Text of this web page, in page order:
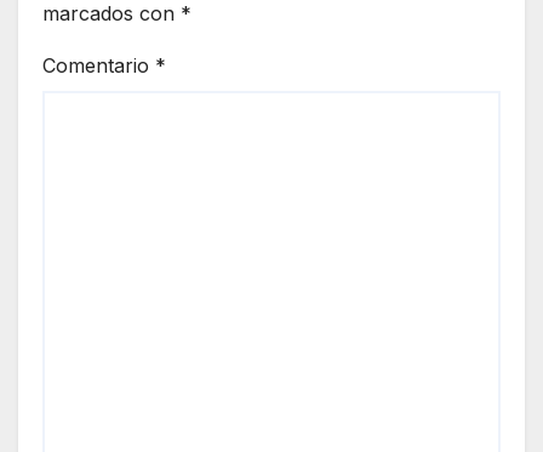
marcados con *
Comentario *